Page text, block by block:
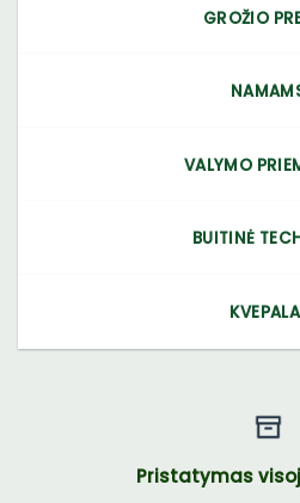
GROŽIO
VALYMO
BUITINĖ
Pristatymas